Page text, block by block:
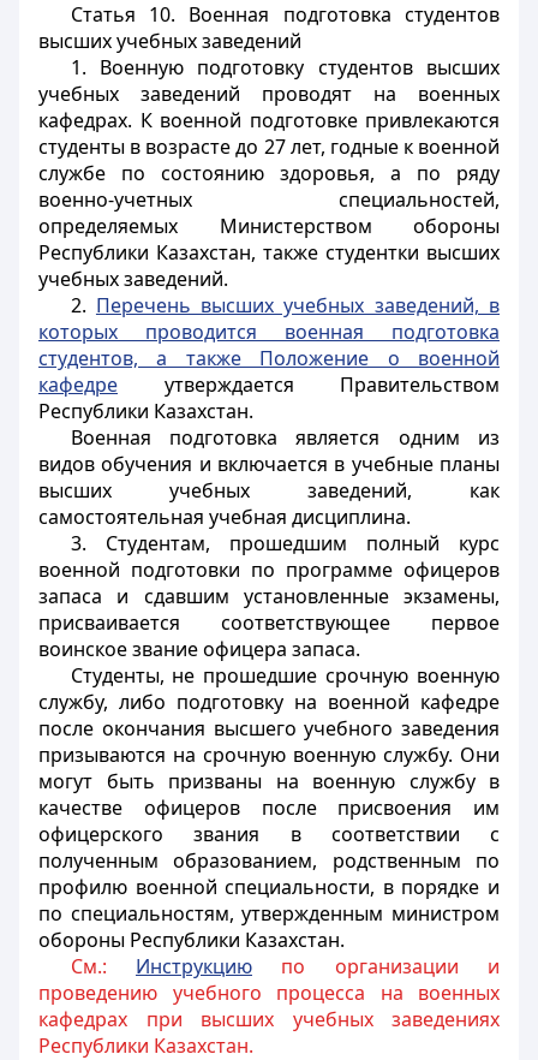
Статья 10. Военная подготовка студентов
высших учебных заведений
1. Военную подготовку студентов высших
учебных заведений проводят на военных
кафедрах. К военной подготовке привлекаются
студенты в возрасте до 27 лет, годные к военной
службе по состоянию здоровья, а по ряду
военно-учетных специальностей,
определяемых Министерством обороны
Республики Казахстан, также студентки высших
учебных заведений.
2. Перечень высших учебных заведений, в
которых проводится военная подготовка
студентов, а также Положение о военной
кафедре утверждается Правительством
Республики Казахстан.
Военная подготовка является одним из
видов обучения и включается в учебные планы
высших учебных заведений, как
самостоятельная учебная дисциплина.
3. Студентам, прошедшим полный курс
военной подготовки по программе офицеров
запаса и сдавшим установленные экзамены,
присваивается соответствующее первое
воинское звание офицера запаса.
Студенты, не прошедшие срочную военную
службу, либо подготовку на военной кафедре
после окончания высшего учебного заведения
призываются на срочную военную службу. Они
могут быть призваны на военную службу в
качестве офицеров после присвоения им
офицерского звания в соответствии с
полученным образованием, родственным по
профилю военной специальности, в порядке и
по специальностям, утвержденным министром
обороны Республики Казахстан.
См.: Инструкцию по организации и
проведению учебного процесса на военных
кафедрах при высших учебных заведениях
Республики Казахстан.